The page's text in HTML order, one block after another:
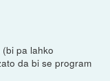
pa lahko
da bi se program